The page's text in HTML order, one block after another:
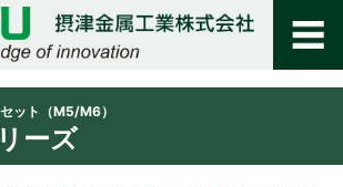
ット（M5/M6）
ーズ